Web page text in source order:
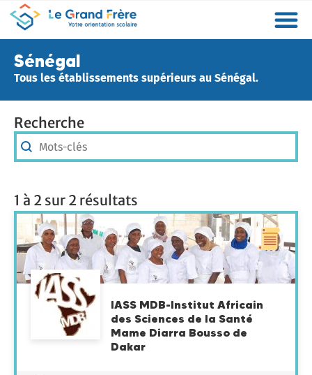
Sénégal
Tous les établissements supérieurs au Sénégal.
Recherche
Recherche
Recherche
1 à 2 sur 2 résultats
IASS MDB-Institut Africain
des Sciences de la Santé
Mame Diarra Bousso de
Dakar